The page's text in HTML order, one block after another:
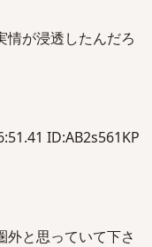
情が浸透したんだろ
ID:AB2s561KP
外と思っていて下さ